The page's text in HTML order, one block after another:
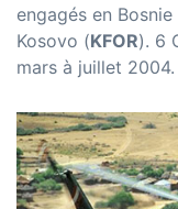
engagés en Bosnie
Kosovo (KFOR). 6
mars à juillet 2004.